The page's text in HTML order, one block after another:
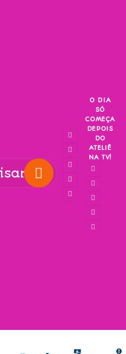
O DIA
SÓ
COMEÇA
DEPOIS
DO
ATELIÊ
NA TV!